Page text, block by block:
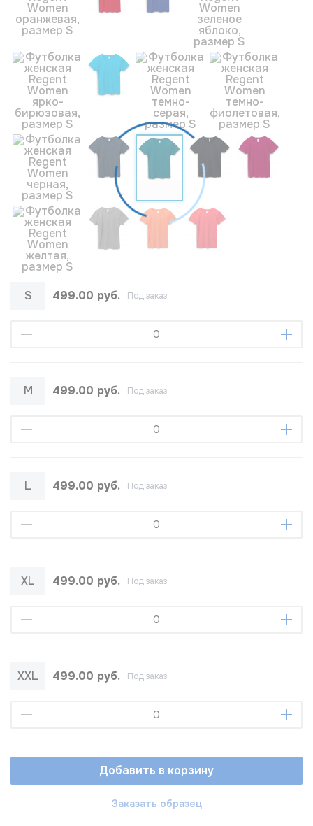
S 499.00 руб. Под заказ
M 499.00 руб. Под заказ
L 499.00 руб. Под заказ
XL 499.00 руб. Под заказ
XXL 499.00 руб. Под заказ
Добавить в корзину
Заказать образец